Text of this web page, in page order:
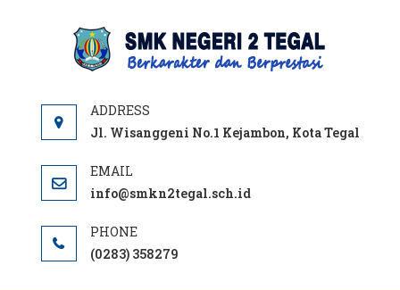
Jl. Wisanggeni No.1 Kejambon, Kota Tegal
info@smkn2tegal.sch.id
(0283) 358279